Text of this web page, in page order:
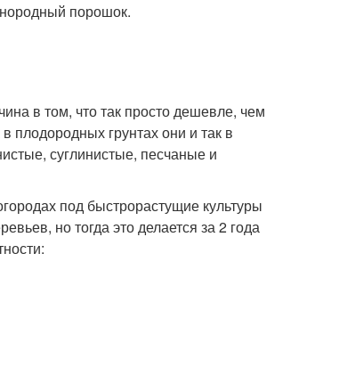
порошок.
в том, что так просто дешевле, чем
грунтах они и так в
суглинистые, песчаные и
под быстрорастущие культуры
но тогда это делается за 2 года